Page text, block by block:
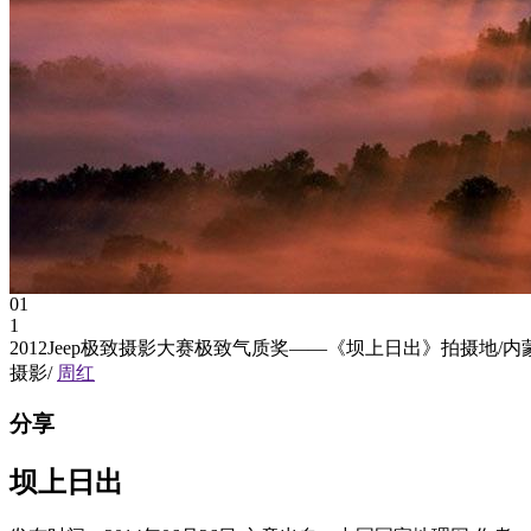
01
1
2012Jeep极致摄影大赛极致气质奖——《坝上日出》拍摄地/内
摄影/ 周红
分享
坝上日出